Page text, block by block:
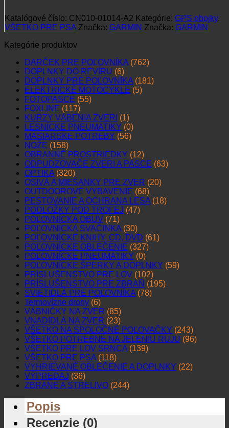
Katalógové číslo: CN010-01014-A2 Kategórie: GPS obojky,
VŠETKO PRE PSA Značka: GARMIN Značka: GARMIN
Kategórie produktov
DARČEK PRE POĽOVNÍKA (762)
DOPLNKY DO REVÍRU (6)
DOPLNKY PRE POĽOVNÍKA (181)
ELEKTRICKÉ MOTOCYKLE (5)
FOTOPASCE (55)
FOXLINE (117)
KURZY VÁBENIA ZVERI (1)
LESNÍCKE PNEUMATIKY (0)
MÄSIARSKE POTREBY (56)
NOŽE (158)
OBRANNÉ PROSTRIEDKY (12)
ODPUDZOVAČE ZVERI A PASCE (63)
OPTIKA (320)
OSIVÁ A MIEŠANKY PRE ZVER (20)
OUTDOOROVÉ VYBAVENIE (68)
PESTOVANIE A OCHRANA LESA (18)
PODLOŽKY POD TROFEJ (47)
POĽOVNÍCKA OBUV (71)
POĽOVNÍCKA SVAČINKA (30)
POĽOVNÍCKE KNIHY, CD, DVD (61)
POĽOVNÍCKE OBLEČENIE (327)
POĽOVNÍCKE PNEUMATIKY (0)
POĽOVNÍCKE ŠPERKY A DOPLNKY (59)
PRÍSLUŠENSTVO PRE LOV (102)
PRÍSLUŠENSTVO PRE ZBRAŇ (195)
SVIETIDLÁ PRE POĽOVNÍKA (78)
Termovízne drony (6)
VÁBNIČKY NA ZVER (85)
VNADIDLÁ NA ZVER (23)
VŠETKO NA SPOLOČNÉ POĽOVAČKY (243)
VŠETKO POTREBNÉ NA JELENIU RUJU (96)
VŠETKO PRE LOV SRNCA (139)
VŠETKO PRE PSA (118)
VYHRIEVANÉ OBLEČENIE A DOPLNKY (22)
VÝPREDAJ (36)
ZBRANE A STRELIVO (244)
Popis
Recenzie (0)